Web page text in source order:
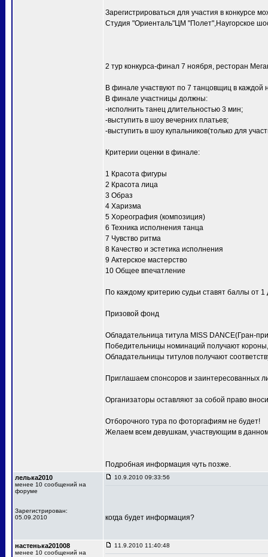
Зарегистрироваться для участия в конкурсе
Студия "Ориенталь"ЦМ "Полет",Наугорское
2 тур конкурса-финал 7 ноября, ресторан
В финале участвуют по 7 танцовщиц в каждой
В финале участницы должны:
-исполнить танец длительностью 3 мин;
-выступить в шоу вечерних платьев;
-выступить в шоу купальников(только для
Критерии оценки в финале:
1 Красота фигуры
2 Красота лица
3 Образ
4 Харизма
5 Хореография (композиция)
6 Техника исполнения танца
7 Чувство ритма
8 Качество и эстетика исполнения
9 Актерское мастерство
10 Общее впечатление
По каждому критерию судьи ставят баллы от
Призовой фонд
Обладательница титула MISS DANCE(Гран-
Победительницы номинаций получают
Обладательницы титулов получают
Приглашаем спонсоров и заинтересованных
Организаторы оставляют за собой право
Отборочного тура по фоторгафиям не будет!
Желаем всем девушкам, участвующим в данном
Подробная информация чуть позже.
лелька2010
менее 10 сообщений на
форуме
Зарегистрирован:
05.09.2010
10.9.2010 09:33:56
когда будет информация?
настенька201008
менее 10 сообщений на
11.9.2010 11:40:48